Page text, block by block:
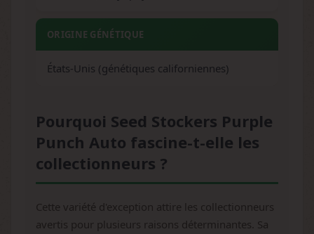
ORIGINE GÉNÉTIQUE
États-Unis (génétiques californiennes)
Pourquoi Seed Stockers Purple
Punch Auto fascine-t-elle les
collectionneurs ?
Cette variété d'exception attire les collectionneurs
avertis pour plusieurs raisons déterminantes. Sa